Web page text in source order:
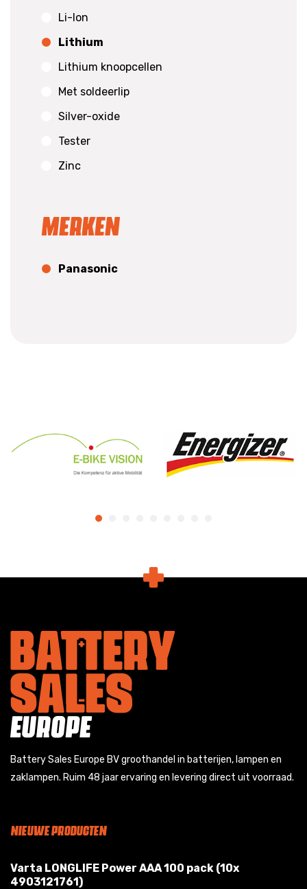
Li-Ion
Lithium
Lithium knoopcellen
Met soldeerlip
Silver-oxide
Tester
Zinc
Merken
Panasonic
Battery Sales Europe BV groothandel in batterijen, lampen en
zaklampen. Ruim 48 jaar ervaring en levering direct uit voorraad.
NIEUWE PRODUCTEN
Varta LONGLIFE Power AAA 100 pack (10x
4903121761)